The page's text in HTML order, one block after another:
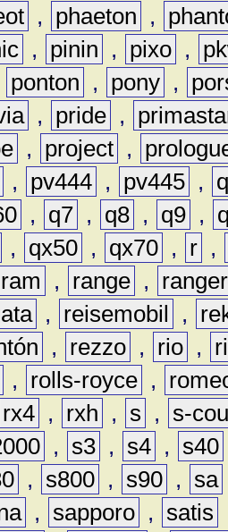
, phaeton ,
, pinin , pixo ,
ponton , pony ,
, pride ,
, project ,
, pv444 , pv445 ,
, q7 , q8 , q9 ,
, qx50 , qx70 , r ,
ram , range ,
ranger
, reisemobil ,
, rezzo , rio ,
, rolls-royce ,
rx4 , rxh , s ,
s-
, s3 , s4 , s40
, s800 , s90 , sa
, sapporo , satis